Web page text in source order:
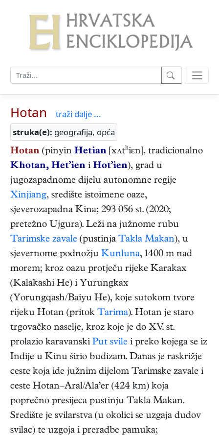
Hotan
traži dalje ...
struka(e): geografija, opća
Hotan (pinyin Hetian [xʌtʰiɛn], tradicionalno
Khotan, Het’ien i Hot’ien), grad u
jugozapadnome dijelu autonomne regije
Xinjiang, središte istoimene oaze,
sjeverozapadna Kina; 293 056 st. (2020;
pretežno Ujgura). Leži na južnome rubu
Tarimske zavale (pustinja Takla Makan), u
sjevernome podnožju Kunluna, 1400 m nad
morem; kroz oazu protječu rijeke Karakax
(Kalakashi He) i Yurungkax
(Yorungqash/Baiyu He), koje sutokom tvore
rijeku Hotan (pritok Tarima). Hotan je staro
trgovačko naselje, kroz koje je do XV. st.
prolazio karavanski Put svile i preko kojega se iz
Indije u Kinu širio budizam. Danas je raskrižje
ceste koja ide južnim dijelom Tarimske zavale i
ceste Hotan–Aral/Ala’er (424 km) koja
poprečno presijeca pustinju Takla Makan.
Središte je svilarstva (u okolici se uzgaja dudov
svilac) te uzgoja i preradbe pamuka;